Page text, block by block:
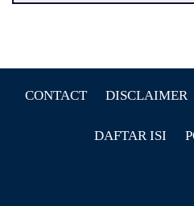
CONTACT DISCLAIMER
DAFTAR ISI